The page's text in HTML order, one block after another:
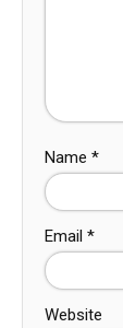
Name *
Email *
Website